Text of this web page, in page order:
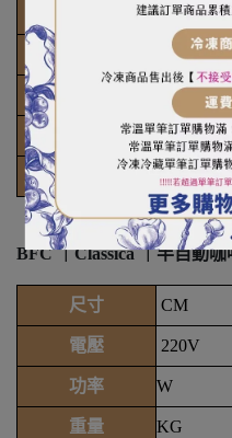
220V
3700W
75KG
14L
BFC ｜Classica ｜半自動
尺寸 CM
電壓 220V
功率 W
重量 KG